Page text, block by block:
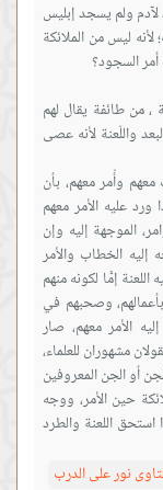
لآدم ولم يسجد إبليس
ليس من الملائكة
، من طائفة يقال لهم
واللّعنة لأنه عصى
وأُمر معهم، بأن
عليه الأمر معهم
الموجهة إليه وإن
الخطاب والأمر
إمَّا لكونه منهم
وصحبهم في
الأمر معهم، صار
مشهوران للعلماء،
أو الجن المعروفين
حين الأمر، ووجه
استحق اللعنة والطرد
نور على الدرب